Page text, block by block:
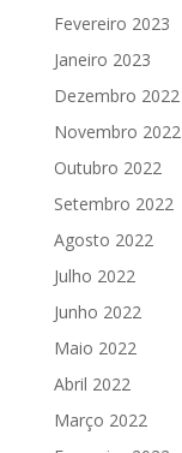
Fevereiro 2023
Janeiro 2023
Dezembro 2022
Novembro 2022
Outubro 2022
Setembro 2022
Agosto 2022
Julho 2022
Junho 2022
Maio 2022
Abril 2022
Março 2022